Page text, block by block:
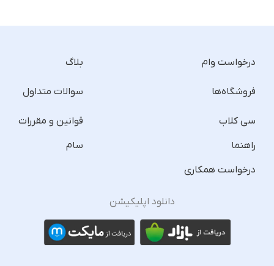
درخواست وام
فروشگاه‌ها
سی کلاب
راهنما
درخواست همکاری
بلاگ
سوالات متداول
قوانین و مقررات
سام
دانلود اپلیکیشن